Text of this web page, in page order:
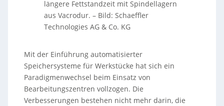
längere Fettstandzeit mit Spindellagern
aus Vacrodur. – Bild: Schaeffler
Technologies AG & Co. KG
Mit der Einführung automatisierter
Speichersysteme für Werkstücke hat sich ein
Paradigmenwechsel beim Einsatz von
Bearbeitungszentren vollzogen. Die
Verbesserungen bestehen nicht mehr darin, die